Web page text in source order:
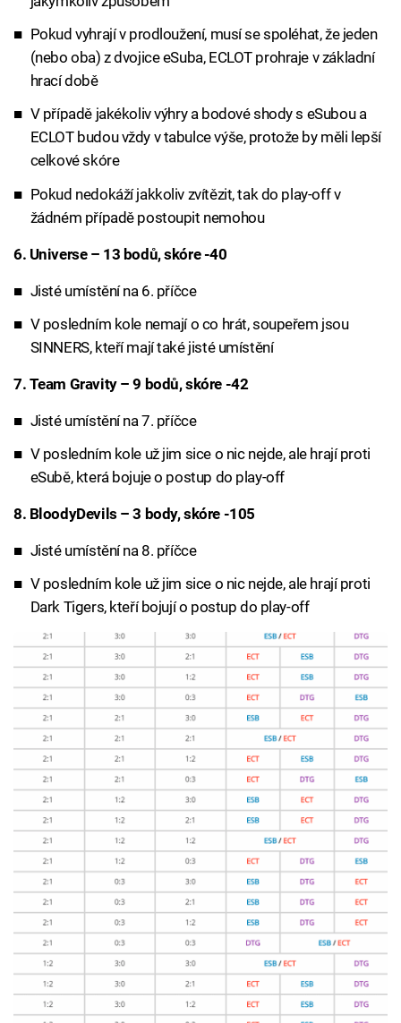
Pokud vyhrají v prodloužení, musí se spoléhat, že jeden
(nebo oba) z dvojice eSuba, ECLOT prohraje v základní
hrací době
V případě jakékoliv výhry a bodové shody s eSubou a
ECLOT budou vždy v tabulce výše, protože by měli lepší
celkové skóre
Pokud nedokáží jakkoliv zvítězit, tak do play-off v
žádném případě postoupit nemohou
6. Universe – 13 bodů, skóre -40
Jisté umístění na 6. příčce
V posledním kole nemají o co hrát, soupeřem jsou
SINNERS, kteří mají také jisté umístění
7. Team Gravity – 9 bodů, skóre -42
Jisté umístění na 7. příčce
V posledním kole už jim sice o nic nejde, ale hrají proti
eSubě, která bojuje o postup do play-off
8. BloodyDevils – 3 body, skóre -105
Jisté umístění na 8. příčce
V posledním kole už jim sice o nic nejde, ale hrají proti
Dark Tigers, kteří bojují o postup do play-off